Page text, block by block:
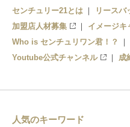
中河原駅
センチュリー21とは
リースバ
加盟店人材募集
イメージキ
Who is センチュリワン君！？
Youtube公式チャンネル
成
人気のキーワード